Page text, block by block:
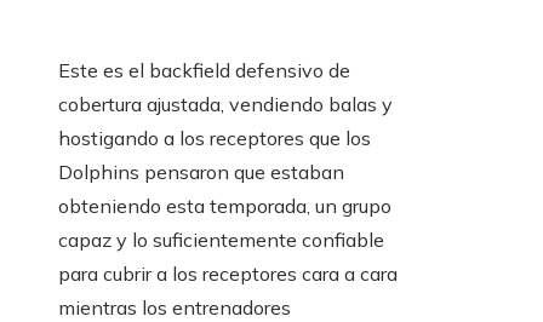
Este es el backfield defensivo de
cobertura ajustada, vendiendo balas y
hostigando a los receptores que los
Dolphins pensaron que estaban
obteniendo esta temporada, un grupo
capaz y lo suficientemente confiable
para cubrir a los receptores cara a cara
mientras los entrenadores